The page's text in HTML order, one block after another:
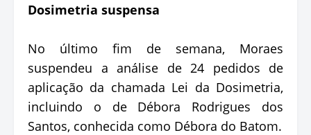
Dosimetria suspensa
No último fim de semana, Moraes
suspendeu a análise de 24 pedidos de
aplicação da chamada Lei da Dosimetria,
incluindo o de Débora Rodrigues dos
Santos, conhecida como Débora do Batom.